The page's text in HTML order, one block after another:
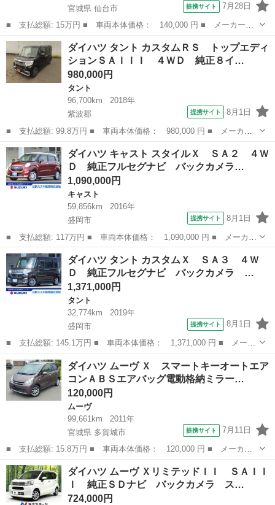
宮城県 仙台市
提携サイト 7月28日
■ 支払総額: 15万円 ■ 車両本体価格： 140,000 円 ■ メーカー
名： ダイハツ ■ 車種名： ミライース ■ グレード名： Ｇｆ
車検８年１１月 ＣＤ キーレス ＥＴＣ １４インチ社外アルミ
内外装クリーニン...
宮城 仙台市 ミライース
ダイハツ タント カスタムＲＳ トップエディ
ションＳＡＩＩＩ ４ＷＤ 純正８イ…
980,000円
タント
96,700km
2018年
紫波郡
提携サイト 8月1日
■ 支払総額: 99.8万円 ■ 車両本体価格： 980,000 円 ■ メーカー
名： ダイハツ ■ 車種名： タント ■ グレード名： カスタムＲ
Ｓ トップエディションＳＡＩＩＩ ４ＷＤ 純正８インチナビ Ｔ
Ｖ 全方位カ...
岩手 紫波郡 タント
ダイハツ キャスト スタイルＸ ＳＡ２ ４Ｗ
Ｄ 純正フルセグナビ バックカメラ…
1,090,000円
キャスト
59,856km
2016年
盛岡市
提携サイト 8月1日
■ 支払総額: 117万円 ■ 車両本体価格： 1,090,000 円 ■ メーカー
名： ダイハツ ■ 車種名： キャスト ■ グレード名： スタイル
Ｘ ＳＡ２ ４ＷＤ 純正フルセグナビ バックカメラ プッシュス
タート オ...
岩手 盛岡市 キャスト
ダイハツ タント カスタムＸ ＳＡ３ ４Ｗ
Ｄ 純正フルセグナビ バックカメラ …
1,371,000円
タント
32,774km
2019年
盛岡市
提携サイト 8月1日
■ 支払総額: 145.1万円 ■ 車両本体価格： 1,371,000 円 ■ メーカ
ー名： ダイハツ ■ 車種名： タント ■ グレード名： カスタム
Ｘ ＳＡ３ ４ＷＤ 純正フルセグナビ バックカメラ 左側電動ス
ライドド...
岩手 盛岡市 タント
ダイハツ ムーヴ Ｘ スマートキーオートエア
コンＡＢＳエアバッグ電動格納ミラー…
120,000円
ムーヴ
99,661km
2011年
宮城県 多賀城市
提携サイト 7月11日
■ 支払総額: 15.8万円 ■ 車両本体価格： 120,000 円 ■ メーカー
名： ダイハツ ■ 車種名： ムーヴ ■ グレード名： Ｘ スマー
トキーオートエアコンＡＢＳエアバッグ電動格納ミラー ■ 排気
量： 660c...
宮城 多賀城市 ムーヴ
ダイハツ ムーヴ ＸリミテッドＩＩ ＳＡＩＩ
Ｉ 純正ＳＤナビ バックカメラ ス…
724,000円